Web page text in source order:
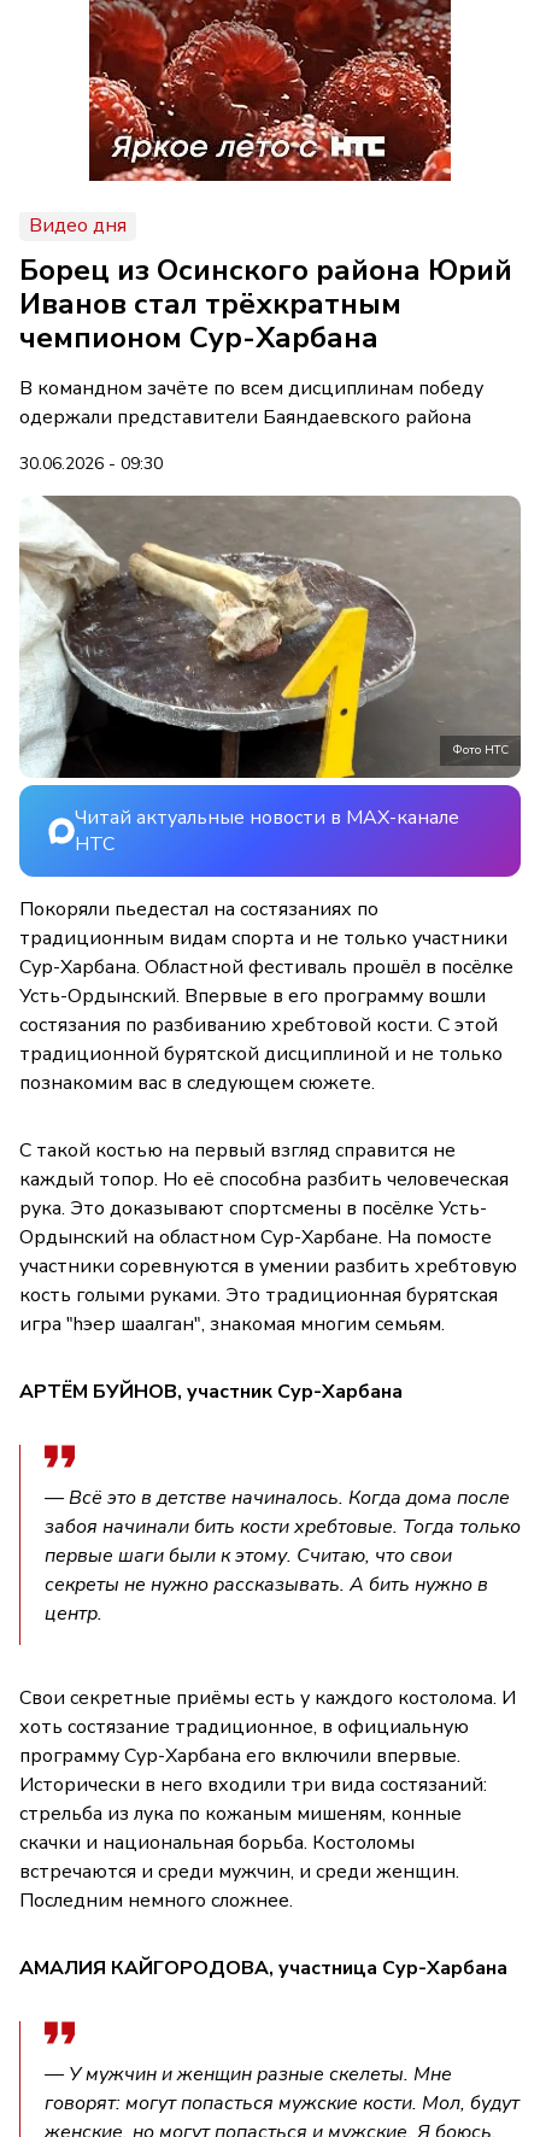
Видео дня
Борец из Осинского района Юрий
Иванов стал трёхкратным
чемпионом Сур-Харбана
В командном зачёте по всем дисциплинам победу
одержали представители Баяндаевского района
30.06.2026 - 09:30
Фото НТС
Читай актуальные новости в MAX-канале
НТС
Покоряли пьедестал на состязаниях по
традиционным видам спорта и не только участники
Сур-Харбана. Областной фестиваль прошёл в посёлке
Усть-Ордынский. Впервые в его программу вошли
состязания по разбиванию хребтовой кости. С этой
традиционной бурятской дисциплиной и не только
познакомим вас в следующем сюжете.
С такой костью на первый взгляд справится не
каждый топор. Но её способна разбить человеческая
рука. Это доказывают спортсмены в посёлке Усть-
Ордынский на областном Сур-Харбане. На помосте
участники соревнуются в умении разбить хребтовую
кость голыми руками. Это традиционная бурятская
игра "hэер шаалган", знакомая многим семьям.
АРТЁМ БУЙНОВ, участник Сур-Харбана
— Всё это в детстве начиналось. Когда дома после
забоя начинали бить кости хребтовые. Тогда только
первые шаги были к этому. Считаю, что свои
секреты не нужно рассказывать. А бить нужно в
центр.
Свои секретные приёмы есть у каждого костолома. И
хоть состязание традиционное, в официальную
программу Сур-Харбана его включили впервые.
Исторически в него входили три вида состязаний:
стрельба из лука по кожаным мишеням, конные
скачки и национальная борьба. Костоломы
встречаются и среди мужчин, и среди женщин.
Последним немного сложнее.
АМАЛИЯ КАЙГОРОДОВА, участница Сур-Харбана
— У мужчин и женщин разные скелеты. Мне
говорят: могут попасться мужские кости. Мол, будут